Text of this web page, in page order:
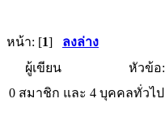
หน้า: [1] ลงล่าง
ผู้เขียน
หัวข้อ:
0 สมาชิก และ 4 บุคคลทั่วไ